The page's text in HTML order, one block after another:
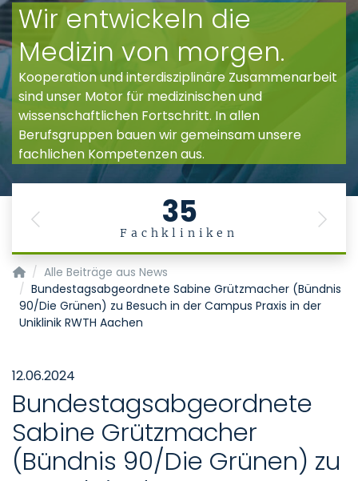
Wir entwickeln die
Medizin von morgen.
Kooperation und interdisziplinäre Zusammenarbeit
sind unser Motor für medizinischen und
wissenschaftlichen Fortschritt. In allen
Berufsgruppen bauen wir gemeinsam unsere
fachlichen Kompetenzen aus.
35
Fachkliniken
Previous Next
Startseite
Alle Beiträge aus News
Bundestagsabgeordnete Sabine Grützmacher (Bündnis
90/Die Grünen) zu Besuch in der Campus Praxis in der
Uniklinik RWTH Aachen
12.06.2024
Bundestagsabgeordnete
Sabine Grützmacher
(Bündnis 90/Die Grünen) zu